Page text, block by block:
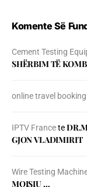
Komente Së
Cement Testing
SHЁRBIM TЁ
online travel booking
IPTV Francete
GJON VLADIMIRIT
Wire Testing
MOISIU …